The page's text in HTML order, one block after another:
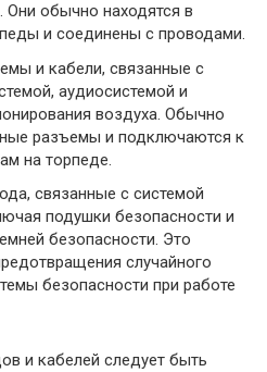
Они обычно находятся в
и соединены с проводами.
и кабели, связанные с
аудиосистемой и
воздуха. Обычно
разъемы и подключаются к
на торпеде.
связанные с системой
подушки безопасности и
безопасности. Это
случайного
безопасности при работе
и кабелей следует быть